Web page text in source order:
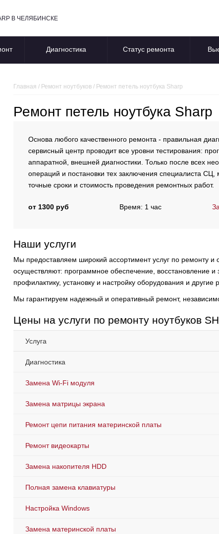
В ЧЕЛЯБИНСКЕ
Диагностика Статус ремонта
Главная / Ремонт ноутбуков / Ремонт петель ноутбука Sharp
Ремонт петель ноутбука Sharp
Основа любого качественного ремонта - правильная
сервисный центр проводит все уровни тестирования:
аппаратной, внешней диагностики. Только после всех
операций и постановки тех заключения специалиста
точные сроки и стоимость проведения ремонтных работ.
от 1300 руб Время: 1 час
Наши услуги
Мы предоставляем широкий ассортимент услуг по ремонту
осуществляют: программное обеспечение, восстановление и
профилактику, установку и настройку оборудования и другие
Мы гарантируем надежный и оперативный ремонт,
Цены на услуги по ремонту ноутбуков
Услуга
Диагностика
Замена Wi-Fi модуля
Замена матрицы экрана
Ремонт цепи питания материнской платы
Ремонт видеокарты
Замена накопителя HDD
Полная замена клавиатуры
Настройка Windows
Замена материнской платы